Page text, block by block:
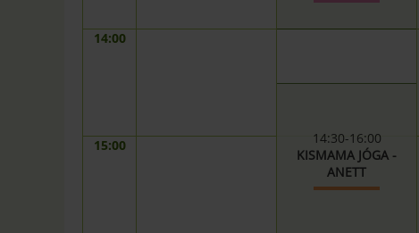
14:00
15:00
14:30-16:00
KISMAMA JÓGA -
ANETT